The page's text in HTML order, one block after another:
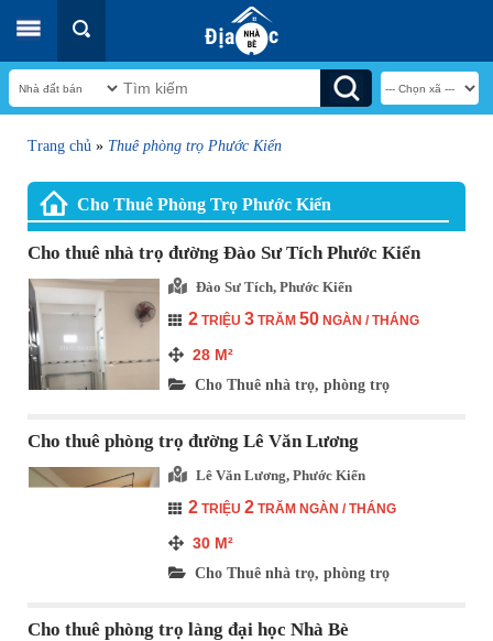
Trang chủ » Thuê phòng trọ Phước Kiển
Cho Thuê Phòng Trọ Phước Kiển
Cho thuê nhà trọ đường Đào Sư Tích Phước Kiển
Đào Sư Tích, Phước Kiển
2 TRIỆU3 TRĂM50 NGÀN / THÁNG
28 M²
Cho Thuê nhà trọ, phòng trọ
Cho thuê phòng trọ đường Lê Văn Lương
Lê Văn Lương, Phước Kiển
2 TRIỆU2 TRĂM NGÀN / THÁNG
30 M²
Cho Thuê nhà trọ, phòng trọ
Cho thuê phòng trọ làng đại học Nhà Bè